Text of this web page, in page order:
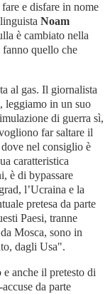
e disfare in nome
Noam
è cambiato nella
quello che
al gas. Il giornalista
leggiamo in un suo
di guerra sì,
far saltare il
nel consiglio è
caratteristica
è di bypassare
l’Ucraina e la
pretesa da parte
Paesi, tranne
Mosca, sono in
dagli Usa".
anche il pretesto di
da parte